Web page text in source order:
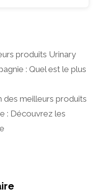
produits Urinary
: Quel est le plus
des meilleurs produits
: Découvrez les